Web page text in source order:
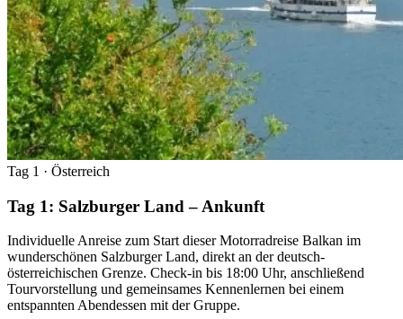
Tag 1 · Österreich
Tag 1: Salzburger Land – Ankunft
Individuelle Anreise zum Start dieser Motorradreise Balkan im
wunderschönen Salzburger Land, direkt an der deutsch-
österreichischen Grenze. Check-in bis 18:00 Uhr, anschließend
Tourvorstellung und gemeinsames Kennenlernen bei einem
entspannten Abendessen mit der Gruppe.